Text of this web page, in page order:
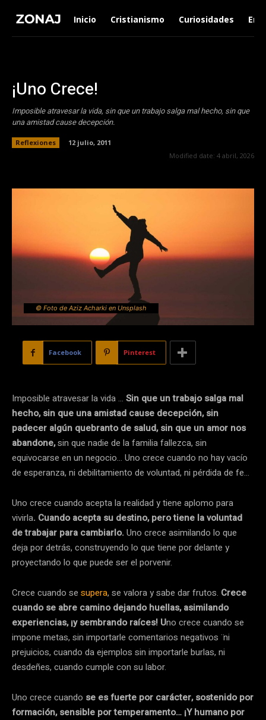
Inicio Cristianismo Curiosidades
¡Uno Crece!
Imposible atravesar la vida, sin que un trabajo salga mal hecho, sin que
una amistad cause decepción.
Reflexiones
12 julio, 2011
Modified date: 4 abril, 2026
© Foto de Aziz Acharki en Unsplash
Facebook Pinterest
Imposible atravesar la vida … Sin que un trabajo salga mal
hecho, sin que una amistad cause decepción, sin
padecer algún quebranto de salud, sin que un amor nos
abandone,sin que nadie de la familia fallezca, sin
equivocarse en un negocio… Uno crece cuando no hay vacío
de esperanza, ni debilitamiento de voluntad, ni pérdida de fe…
Uno crece cuando acepta la realidad y tiene aplomo para
vivirla. Cuando acepta su destino, pero tiene la voluntad
de trabajar para cambiarlo. Uno crece asimilando lo que
deja por detrás, construyendo lo que tiene por delante y
proyectando lo que puede ser el porvenir.
Crece cuando se supera, se valora y sabe dar frutos. Crece
cuando se abre camino dejando huellas, asimilando
experiencias, ¡y sembrando raíces! Uno crece cuando se
impone metas, sin importarle comentarios negativos ̈ ni
prejuicios, cuando da ejemplos sin importarle burlas, ni
desdeñes, cuando cumple con su labor.
Uno crece cuando se es fuerte por carácter, sostenido por
formación, sensible por temperamento… ¡Y humano por